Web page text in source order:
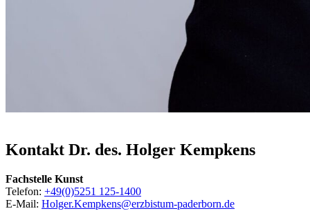
Kontakt Dr. des. Holger Kempkens
Fachstelle Kunst
Telefon: +49(0)5251 125-1400
E-Mail: Holger.Kempkens@erzbistum-paderborn.de